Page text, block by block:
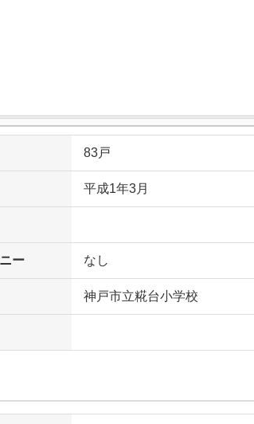
83戸
平成1年3月
ー なし
神戸市立糀台小学校